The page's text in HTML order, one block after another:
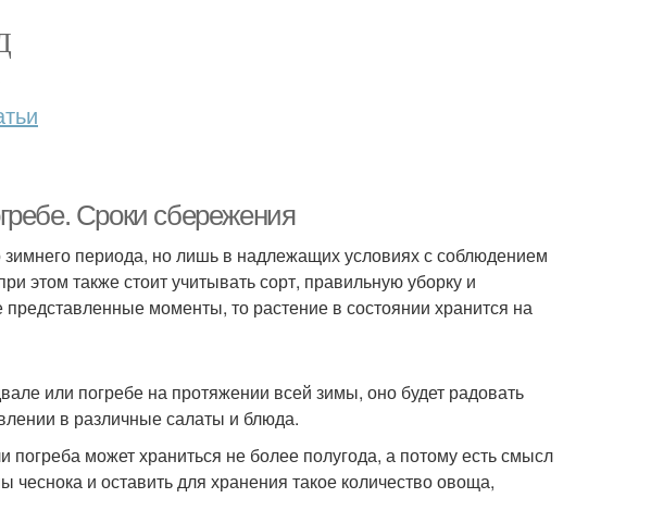
Сроки сбережения
периода, но лишь в надлежащих условиях с соблюдением
этом также стоит учитывать сорт, правильную уборку и
моменты, то растение в состоянии хранится на
или погребе на протяжении всей зимы, оно будет радовать
в различные салаты и блюда.
погреба может храниться не более полугода, а потому есть смысл
и оставить для хранения такое количество овоща,